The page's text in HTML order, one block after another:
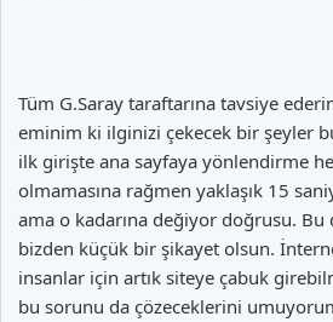
Tüm G.Saray taraftarına tavsiye
eminim ki ilginizi çekecek bir şeyler
ilk girişte ana sayfaya yönlendirme
olmamasına rağmen yaklaşık 15
ama o kadarına değiyor doğrusu.
bizden küçük bir şikayet olsun.
insanlar için artık siteye çabuk
bu sorunu da çözeceklerini